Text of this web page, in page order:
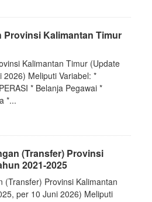
Provinsi Kalimantan Timur
Kalimantan Timur (Update
Meliputi Variabel: *
* Belanja Pegawai *
*...
(Transfer) Provinsi
2021-2025
(Transfer) Provinsi Kalimantan
per 10 Juni 2026) Meliputi